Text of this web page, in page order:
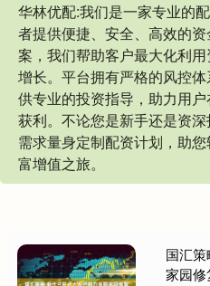
华林优配:我们是一家专业的
者提供便捷、安全、高效的
案，我们帮助客户最大化利
增长。平台拥有严格的风控
供专业的投资指导，助力用
获利。不论您是新手还是资
需求量身定制配资计划，助
富增值之旅。
国汇
家园修